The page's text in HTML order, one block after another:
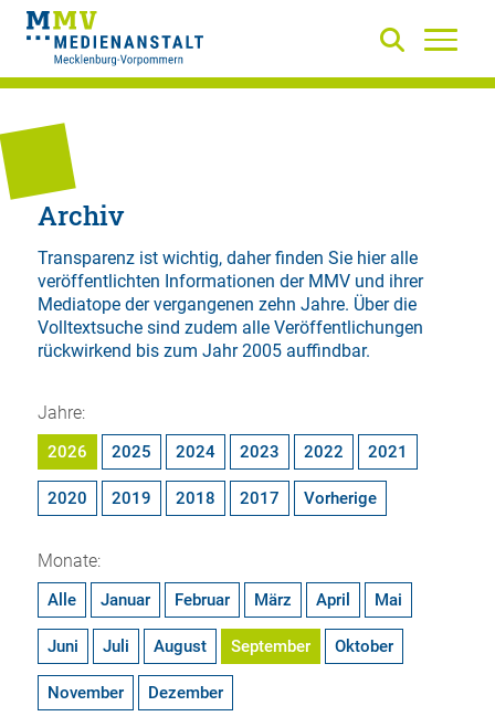
Archiv
Transparenz ist wichtig, daher finden Sie hier alle
veröffentlichten Informationen der MMV und ihrer
Mediatope der vergangenen zehn Jahre. Über die
Volltextsuchesind zudem alle Veröffentlichungen
rückwirkend bis zum Jahr 2005 auffindbar.
Jahre:
2026 2025 2024 2023 2022 2021
2020 2019 2018 2017 Vorherige
Monate:
Alle Januar Februar März April Mai
Juni Juli August September Oktober
November Dezember